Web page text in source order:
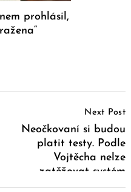
prohlásil,
Next Post
Neočkovaní si budou
platit testy. Podle
Vojtěcha nelze
zatěžovat systém
zdravotního pojištění